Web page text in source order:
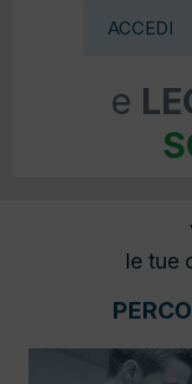
ACCEDI
e
le tue